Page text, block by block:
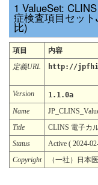
ValueSet:
症検査項目セッ
比)
項目
内容
定義URL
http://
Version
1.1.0a
Name
Title
CLINS 電子カ
Status
Active ( 2024-
Copyright
（一社）日本